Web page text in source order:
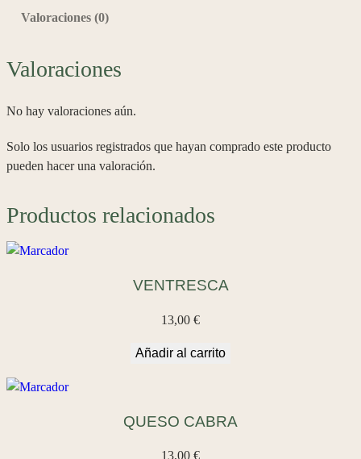
R
c
a
i
d
a
Valoraciones (0)
Valoraciones
No hay valoraciones aún.
Solo los usuarios registrados que hayan comprado este producto
pueden hacer una valoración.
Productos relacionados
VENTRESCA
13,00 €
Añadir al carrito
QUESO CABRA
13,00 €